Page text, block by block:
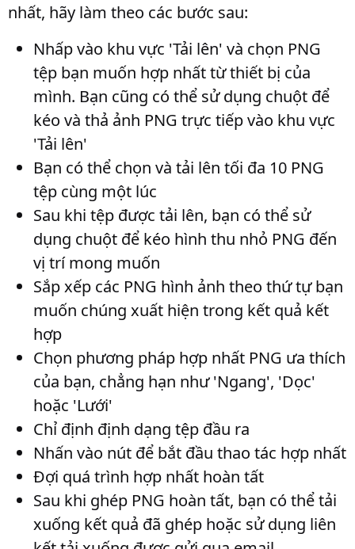
nhất, hãy làm theo các bước sau:
Nhấp vào khu vực 'Tải lên' và chọn PNG
tệp bạn muốn hợp nhất từ thiết bị của
mình. Bạn cũng có thể sử dụng chuột để
kéo và thả ảnh PNG trực tiếp vào khu vực
'Tải lên'
Bạn có thể chọn và tải lên tối đa 10 PNG
tệp cùng một lúc
Sau khi tệp được tải lên, bạn có thể sử
dụng chuột để kéo hình thu nhỏ PNG đến
vị trí mong muốn
Sắp xếp các PNG hình ảnh theo thứ tự bạn
muốn chúng xuất hiện trong kết quả kết
hợp
Chọn phương pháp hợp nhất PNG ưa thích
của bạn, chẳng hạn như 'Ngang', 'Dọc'
hoặc 'Lưới'
Chỉ định định dạng tệp đầu ra
Nhấn vào nút để bắt đầu thao tác hợp nhất
Đợi quá trình hợp nhất hoàn tất
Sau khi ghép PNG hoàn tất, bạn có thể tải
xuống kết quả đã ghép hoặc sử dụng liên